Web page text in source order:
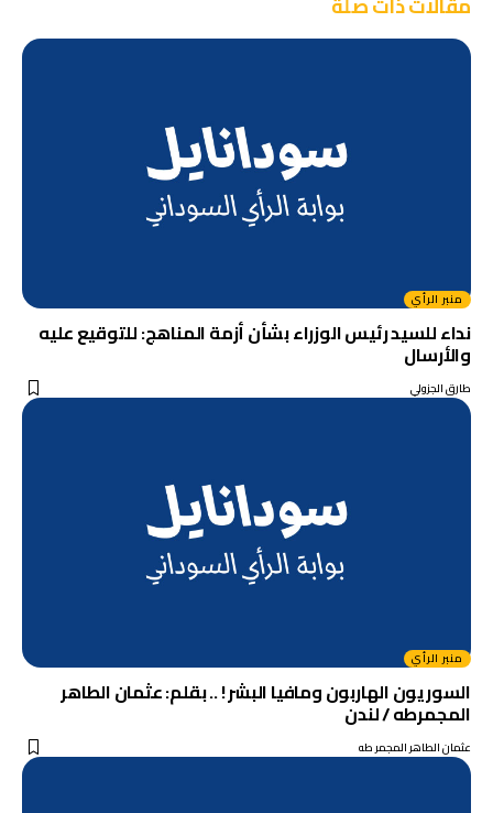
منبر الرأي
نداء للسيد رئيس الوزراء بشأن أزمة المناهج: للتوقيع عليه
والأرسال
طارق الجزولي
منبر الرأي
السوريون الهاربون ومافيا البشر ! .. بقلم: عثمان الطاهر
المجمرطه / لندن
عثمان الطاهر المجمر طه